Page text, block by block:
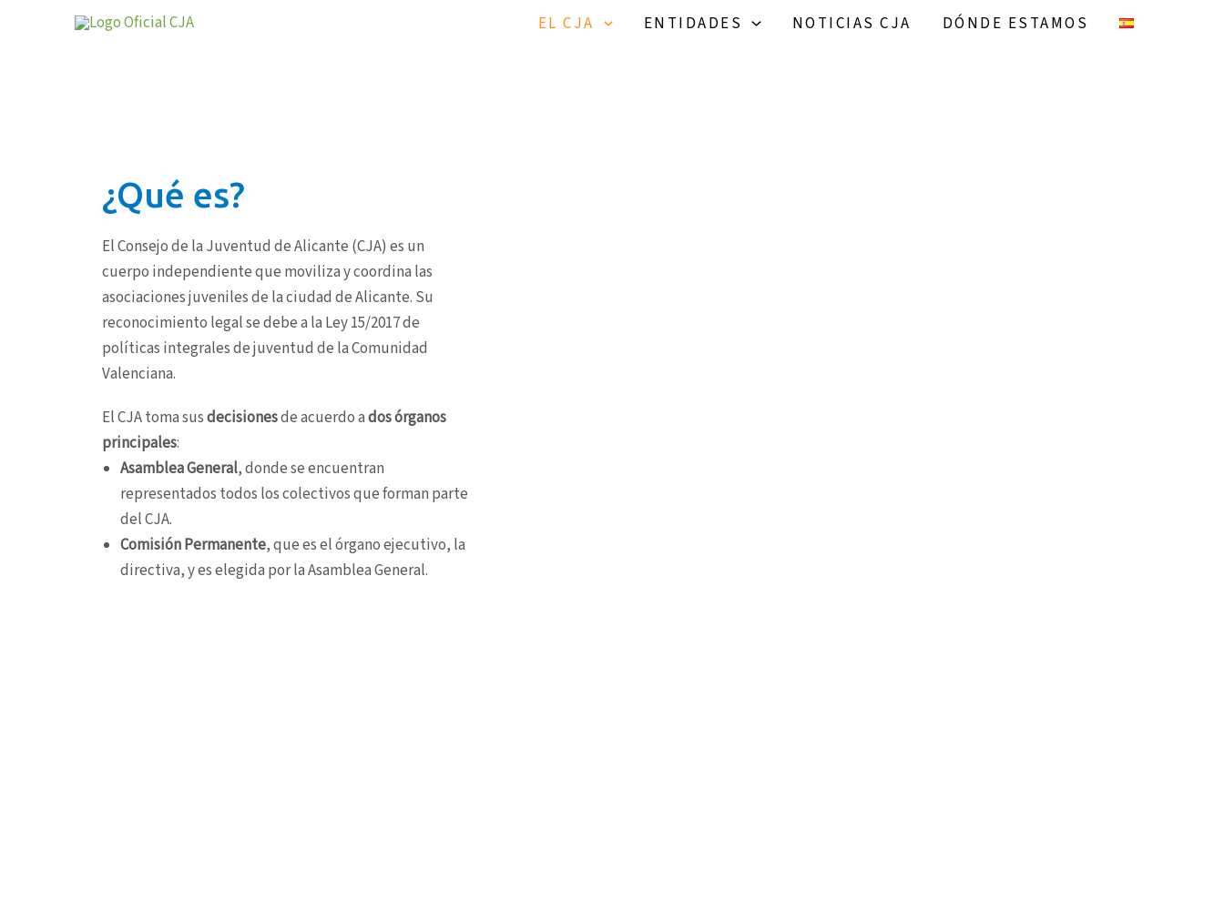
EL CJA ENTIDADES NOTICIAS CJA DÓNDE ESTAMOS
¿Qué es?
El Consejo de la Juventud de Alicante (CJA) es un
cuerpo independiente que moviliza y coordina las
asociaciones juveniles de la ciudad de Alicante. Su
reconocimiento legal se debe a la Ley 15/2017 de
políticas integrales de juventud de la Comunidad
Valenciana.
El CJA toma susdecisionesde acuerdo ados órganos
principales:
Asamblea General, donde se encuentran
representados todos los colectivos que forman parte
del CJA.
Comisión Permanente, que es el órgano ejecutivo, la
directiva, y es elegida por la Asamblea General.